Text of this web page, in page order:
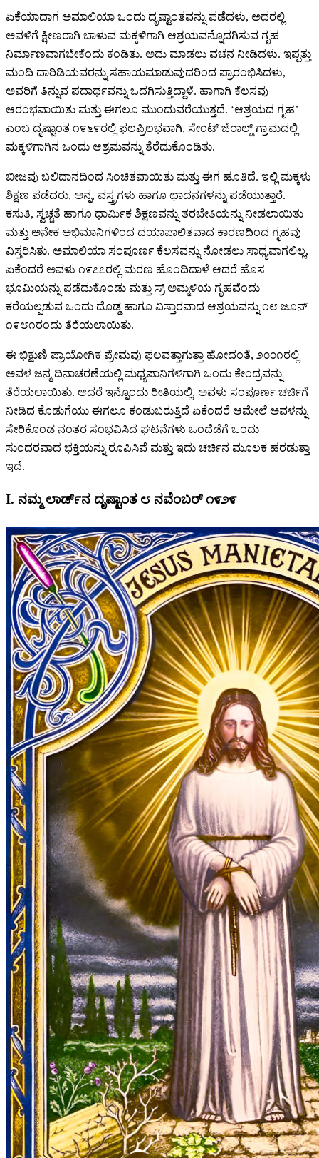
ಏಕೆಯಾದಾಗ ಅಮಾಲಿಯಾ ಒಂದು ದೃಷ್ಟಾಂತವನ್ನು ಪಡೆದಳು, ಅದರಲ್ಲಿ
ಅವಳಿಗೆ ಕ್ಷೀಣರಾಗಿ ಬಾಳುವ ಮಕ್ಕಳಿಗಾಗಿ ಆಶ್ರಯವನ್ನೊದಗಿಸುವ ಗೃಹ
ನಿರ್ಮಾಣವಾಗಬೇಕೆಂದು ಕಂಡಿತು. ಅದು ಮಾಡಲು ವಚನ ನೀಡಿದಳು. ಇಪ್ಪತ್ತು
ಮಂದಿ ದಾರಿಡಿಯವರನ್ನು ಸಹಾಯಮಾಡುವುದರಿಂದ ಪ್ರಾರಂಭಿಸಿದಳು,
ಅವರಿಗೆ ತಿನ್ನುವ ಪದಾರ್ಥವನ್ನು ಒದಗಿಸುತ್ತಿದ್ದಾಳೆ. ಹಾಗಾಗಿ ಕೆಲಸವು
ಆರಂಭವಾಯಿತು ಮತ್ತು ಈಗಲೂ ಮುಂದುವರೆಯುತ್ತದೆ. ‘ಆಶ್ರಯದ ಗೃಹ’
ಎಂಬ ದೃಷ್ಟಾಂತ ೧೯೬೯ರಲ್ಲಿ ಫಲಪ್ರಿಲಭವಾಗಿ, ಸೇಂಟ್ ಜೆರಾಲ್ಡ್ ಗ್ರಾಮದಲ್ಲಿ
ಮಕ್ಕಳಿಗಾಗಿನ ಒಂದು ಆಶ್ರಮವನ್ನು ತೆರೆದುಕೊಂಡಿತು.
ಬೀಜವು ಬಲಿದಾನದಿಂದ ಸಿಂಚಿತವಾಯಿತು ಮತ್ತು ಈಗ ಹೂತಿದೆ. ಇಲ್ಲಿ ಮಕ್ಕಳು
ಶಿಕ್ಷಣ ಪಡೆದರು, ಅನ್ನ, ವಸ್ತ್ರಗಳು ಹಾಗೂ ಛಾದನಗಳನ್ನು ಪಡೆಯುತ್ತಾರೆ.
ಕಸುತಿ, ಸ್ವಚ್ಚತೆ ಹಾಗೂ ಧಾರ್ಮಿಕ ಶಿಕ್ಷಣವನ್ನು ತರಬೇತಿಯನ್ನು ನೀಡಲಾಯಿತು
ಮತ್ತು ಅನೇಕ ಅಭಿಮಾನಿಗಳಿಂದ ದಯಾಪಾಲಿತವಾದ ಕಾರಣದಿಂದ ಗೃಹವು
ವಿಸ್ತರಿಸಿತು. ಅಮಾಲಿಯಾ ಸಂಪೂರ್ಣ ಕೆಲಸವನ್ನು ನೋಡಲು ಸಾಧ್ಯವಾಗಲಿಲ್ಲ,
ಏಕೆಂದರೆ ಅವಳು ೧೯೭೭ರಲ್ಲಿ ಮರಣ ಹೊಂದಿದಾಳೆ ಆದರೆ ಹೊಸ
ಭೂಮಿಯನ್ನು ಪಡೆದುಕೊಂಡು ಮತ್ತು ಸ್ರ್ ಅಮ್ಮಳಿಯ ಗೃಹವೆಂದು
ಕರೆಯಲ್ಪಡುವ ಒಂದು ದೊಡ್ಡ ಹಾಗೂ ವಿಸ್ತಾರವಾದ ಆಶ್ರಯವನ್ನು ೧೮ ಜೂನ್
೧೯೮೧ರಂದು ತೆರೆಯಲಾಯಿತು.
ಈ ಭಿಕ್ಷುಣಿ ಪ್ರಾಯೋಗಿಕ ಪ್ರೇಮವು ಫಲವತ್ತಾಗುತ್ತಾ ಹೋದಂತೆ, ೨೦೦೧ರಲ್ಲಿ
ಅವಳ ಜನ್ಮ ದಿನಾಚರಣೆಯಲ್ಲಿ ಮಧ್ಯಪಾನಿಗಳಿಗಾಗಿ ಒಂದು ಕೇಂದ್ರವನ್ನು
ತೆರೆಯಲಾಯಿತು. ಆದರೆ ಇನ್ನೊಂದು ರೀತಿಯಲ್ಲಿ, ಅವಳು ಸಂಪೂರ್ಣ ಚರ್ಚಿಗೆ
ನೀಡಿದ ಕೊಡುಗೆಯು ಈಗಲೂ ಕಂಡುಬರುತ್ತಿದೆ ಏಕೆಂದರೆ ಆಮೇಲೆ ಅವಳನ್ನು
ಸೇರಿಕೊಂಡ ನಂತರ ಸಂಭವಿಸಿದ ಘಟನೆಗಳು ಒಂದೆಡೆಗೆ ಒಂದು
ಸುಂದರವಾದ ಭಕ್ತಿಯನ್ನು ರೂಪಿಸಿವೆ ಮತ್ತು ಇದು ಚರ್ಚಿನ ಮೂಲಕ ಹರಡುತ್ತಾ
ಇದೆ.
I. ನಮ್ಮ ಲಾರ್ಡ್‌ನ ದೃಷ್ಟಾಂತ ೮ ನವೆಂಬರ್ ೧೯೨೯